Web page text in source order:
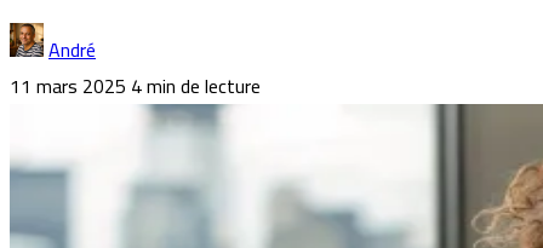
André
11 mars 2025 4 min de lecture